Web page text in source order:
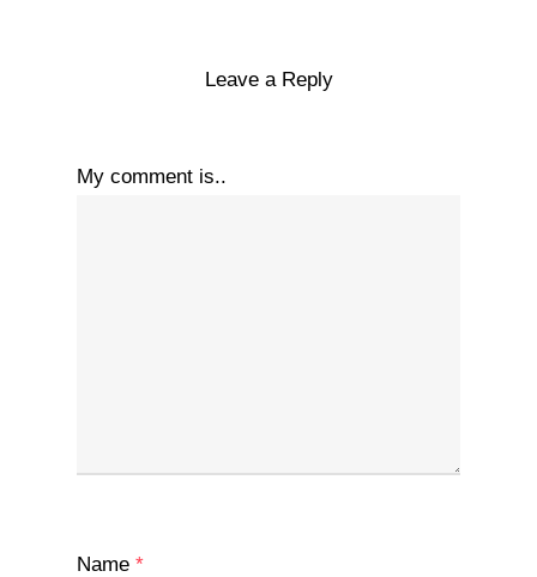
Leave a Reply
My comment is..
Name *